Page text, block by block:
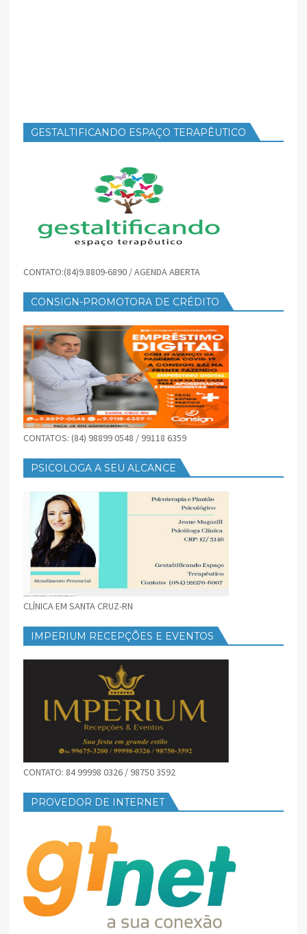
GESTALTIFICANDO ESPAÇO TERAPÊUTICO
CONTATO:(84)9.8809-6890 / AGENDA ABERTA
CONSIGN-PROMOTORA DE CRÉDITO
CONTATOS: (84) 98899 0548 / 99118 6359
PSICOLOGA A SEU ALCANCE
CLÍNICA EM SANTA CRUZ-RN
IMPERIUM RECEPÇÕES E EVENTOS
CONTATO: 84 99998 0326 / 98750 3592
PROVEDOR DE INTERNET